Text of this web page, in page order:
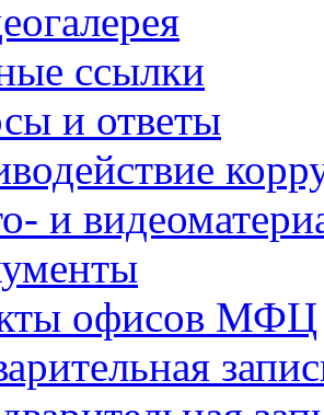
ссылки
и ответы
и
офисов МФЦ